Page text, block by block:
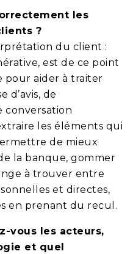
les
?
du client :
est de ce point
pour aider à traiter
d’avis, de
conversation
les éléments qui
de mieux
la banque, gommer
à trouver entre
et directes,
en prenant du recul.
vous les acteurs,
et quel